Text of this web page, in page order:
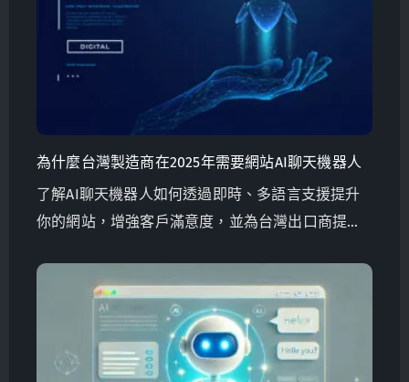
為什麼台灣製造商在2025年需要網站AI聊天機器人
了解AI聊天機器人如何透過即時、多語言支援提升
你的網站，增強客戶滿意度，並為台灣出口商提升